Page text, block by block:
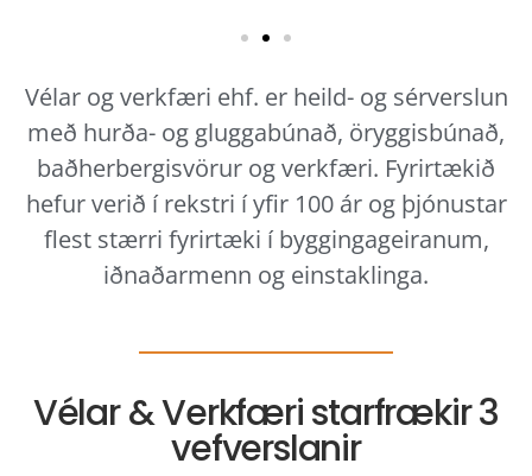
Vélar og verkfæri ehf. er heild- og sérverslun
með hurða- og gluggabúnað, öryggisbúnað,
baðherbergisvörur og verkfæri. Fyrirtækið
hefur verið í rekstri í yfir 100 ár og þjónustar
flest stærri fyrirtæki í byggingageiranum,
iðnaðarmenn og einstaklinga.
Vélar & Verkfæri starfrækir 3
vefverslanir